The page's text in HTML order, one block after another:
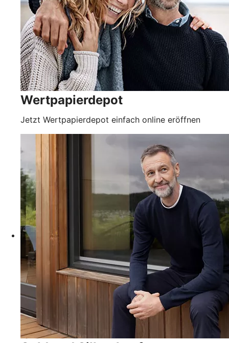
Wertpapierdepot
Jetzt Wertpapierdepot einfach online eröffnen